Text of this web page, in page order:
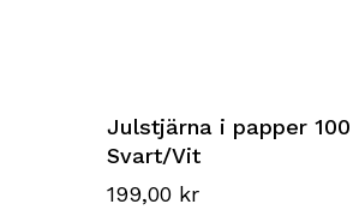
Julstjärna i papper
Svart/Vit
199,00 kr